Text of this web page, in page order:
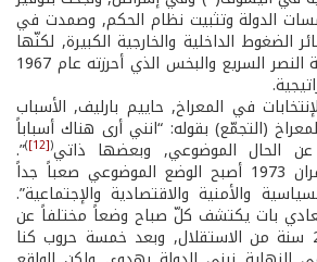
الدولة وتثبيت نظام الحكم, وصمدت في
الضغوط الداخلية والخارجية الكبيرة, لكنّها
مع ذلك عجزت عن ترجمة النصر السريع والبخس الذي أحرزته عام 1967
في المعراخ, حاييم بارليف, الأسباب
(التجمّع) بقوله: “انني أرى هناك أسباباً
الحال الموضوعي, وبعضها ذاتي(
[12]
)
”.
ويضيف: “منذ يوم الغفران 1973 أصبح الوضع الموضوعي صعباً جداً
والأمنية والاقتصادية والإجتماعية”.
بات يكتشف كلّ صباح وضعاً مختلفاً عن
رغبته وأمانيه. فبعد 29 سنة من الاستقلال, وبعد خمسة حروب كنا